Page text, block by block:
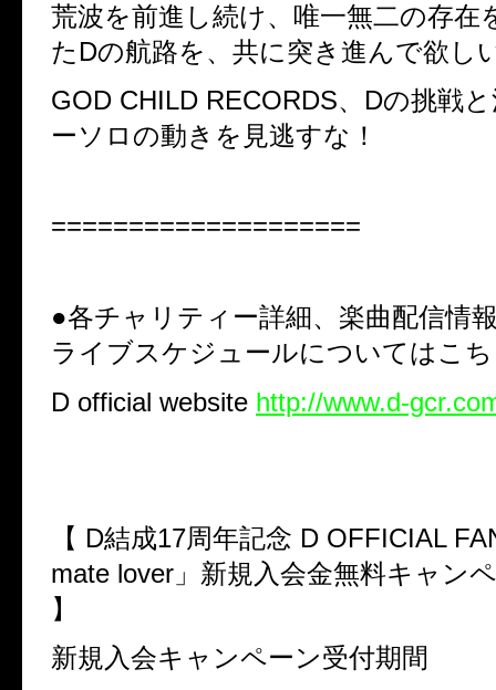
荒波を前進し続け、唯一無二の存在
たDの航路を、共に突き進んで欲し
GOD CHILD RECORDS、Dの挑戦
ーソロの動きを見逃すな！
====================
●各チャリティー詳細、楽曲配信情
ライブスケジュールについてはこ
D official website http://www.d-
【 D結成17周年記念 D OFFICIAL
mate lover」新規入会金無料キャン
】
新規入会キャンペーン受付期間